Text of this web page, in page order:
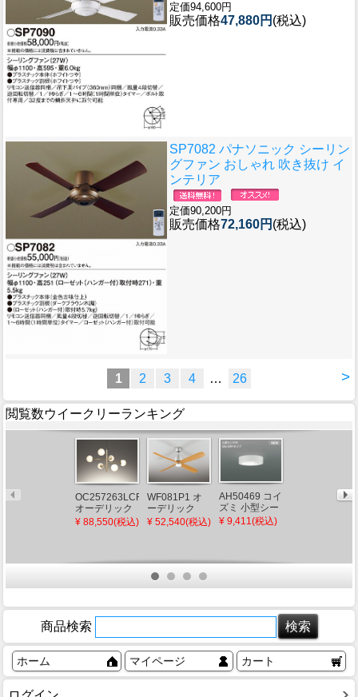
定価94,600円
販売価格47,880円 (税込)
SP7082 パナソニック シーリン
グファン おしゃれ 吹き抜け イ
ンテリア
定価90,200円
販売価格72,160円 (税込)
>
1 2 3 4 … 26
閲覧数ウイークリーランキング
OC257263LCR
オーデリック
シャンデリア
ゴールド LED
¥ 88,550(税込)
WF081P1 オ
ーデリック
DCモーターシ
ーリングファ
¥ 52,540(税込)
AH50469 コイ
ズミ 小型シー
リングライト
¥ 9,411(税込)
AH46473L コ
商品検索
ホーム マイページ カート